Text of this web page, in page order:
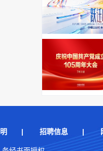
| 招聘信息 |